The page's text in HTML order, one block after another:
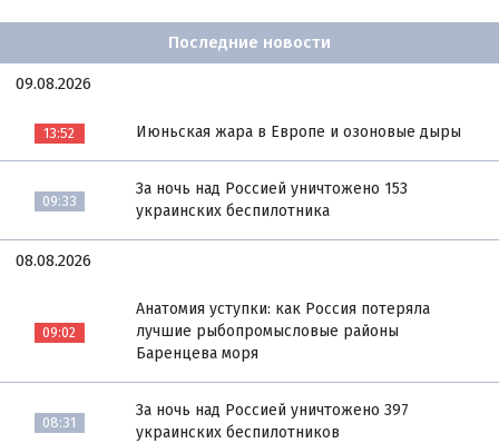
Последние новости
09.08.2026
13:52 Июньская жара в Европе и озоновые дыры
09:33
За ночь над Россией уничтожено 153
украинских беспилотника
08.08.2026
09:02
Анатомия уступки: как Россия потеряла
лучшие рыбопромысловые районы
Баренцева моря
08:31
За ночь над Россией уничтожено 397
украинских беспилотников